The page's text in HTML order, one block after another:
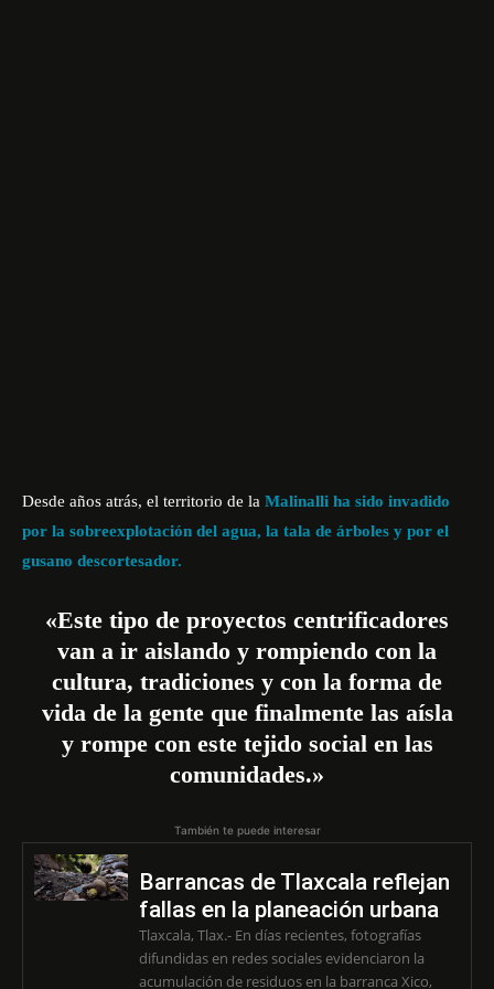
Desde años atrás, el territorio de la Malinalli ha sido invadido
por la sobreexplotación del agua, la tala de árboles y por el
gusano descortesador.
«Este tipo de proyectos centrificadores
van a ir aislando y rompiendo con la
cultura, tradiciones y con la forma de
vida de la gente que finalmente las aísla
y rompe con este tejido social en las
comunidades.»
También te puede interesar
Barrancas de Tlaxcala reflejan
fallas en la planeación urbana
Tlaxcala, Tlax.- En días recientes, fotografías
difundidas en redes sociales evidenciaron la
acumulación de residuos en la barranca Xico,